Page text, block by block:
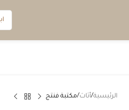
الرئيسية أثاث مكتبة فنتج